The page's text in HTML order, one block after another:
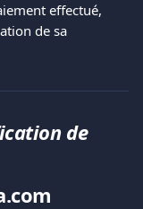
effectué,
de sa
de